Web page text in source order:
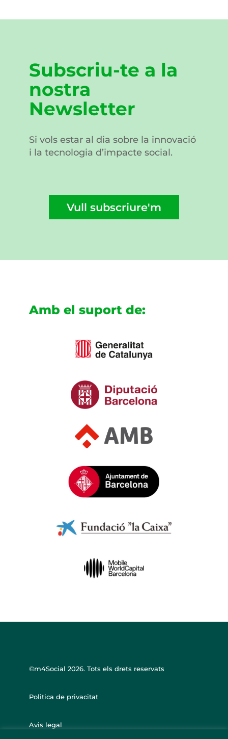
Subscriu-te a la
nostra
Newsletter
Si vols estar al dia sobre la innovació
i la tecnologia d’impacte social.
Vull subscriure'm
Amb el suport de:
©m4Social 2026. Tots els drets reservats
Politica de privacitat
Avis legal